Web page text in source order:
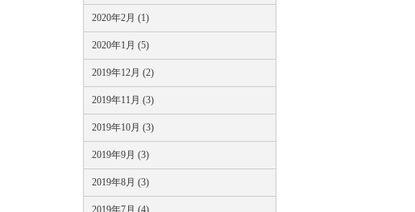
2020年2月 (1)
2020年1月 (5)
2019年12月 (2)
2019年11月 (3)
2019年10月 (3)
2019年9月 (3)
2019年8月 (3)
2019年7月 (4)